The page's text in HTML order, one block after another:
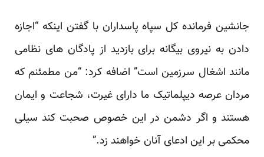
جانشین فرمانده کل سپاه پاسداران با گفتن اینکه “اجازه
دادن به نیروی بیگانه برای بازدید از پادگان های نظامی
مانند اشغال سرزمین است” اضافه کرد: “من مطمئنم که
مردان عرصه دیپلماتیک ما دارای غیرت،‌ شجاعت و ایمان
هستند و اگر دشمن در این خصوص صحبت کند سیلی
محکمی بر این ادعای آنان خواهند زد.”